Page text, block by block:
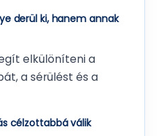
derül ki, hanem annak
elkülöníteni a
a sérülést és a
célzottabbá válik